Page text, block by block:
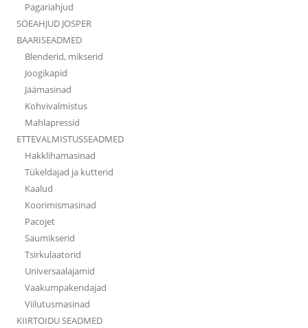
Pagariahjud
SÖEAHJUD JOSPER
BAARISEADMED
Blenderid, mikserid
Joogikapid
Jäämasinad
Kohvivalmistus
Mahlapressid
ETTEVALMISTUSSEADMED
Hakklihamasinad
Tükeldajad ja kutterid
Kaalud
Koorimismasinad
Pacojet
Saumikserid
Tsirkulaatorid
Universaalajamid
Vaakumpakendajad
Viilutusmasinad
KIIRTOIDU SEADMED